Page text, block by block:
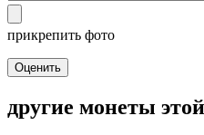
прикрепить фото
Оценить
другие монеты